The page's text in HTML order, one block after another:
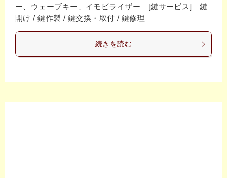
ー、ウェーブキー、イモビライザー [鍵サービス] 鍵
開け / 鍵作製 / 鍵交換・取付 / 鍵修理
続きを読む